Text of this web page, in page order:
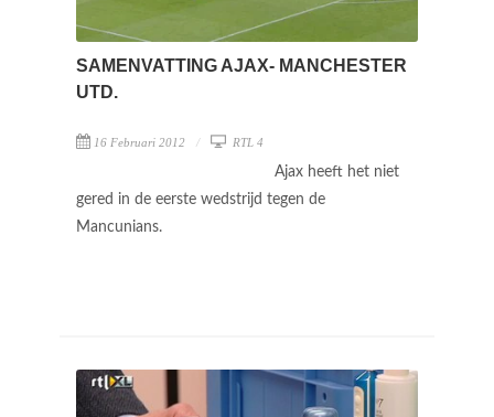
SAMENVATTING AJAX- MANCHESTER
UTD.
16 Februari 2012 RTL 4
Ajax heeft het niet
gered in de eerste wedstrijd tegen de
Mancunians.